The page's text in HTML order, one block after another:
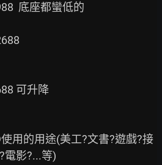
底座都蠻低的
可升降
用的用途(美工?文書?遊戲?接
電影?...等)